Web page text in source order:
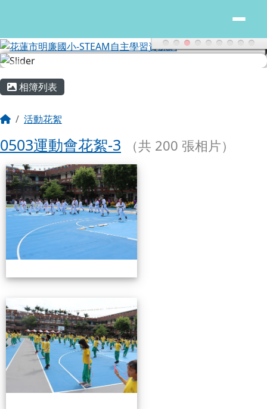
主內容區域
相簿列表
回首頁活動花絮
0503運動會花絮-3 （共 200 張相片）
相簿列表 0503運動會花絮-3
0503運動會花絮-3
頁尾區域